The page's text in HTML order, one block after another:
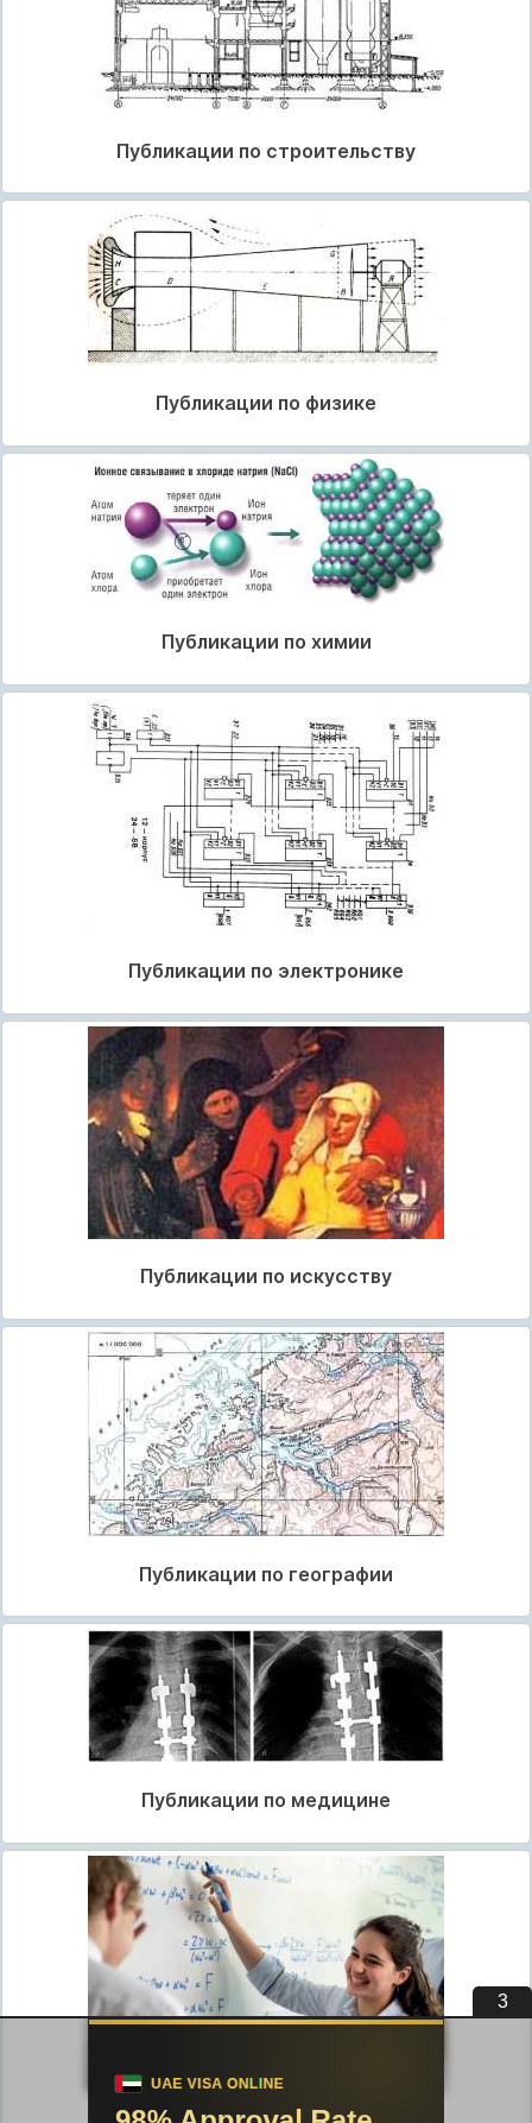
Публикации по строительству
Публикации по физике
Публикации по химии
Публикации по электронике
Публикации по искусству
Публикации по географии
Публикации по медицине
2